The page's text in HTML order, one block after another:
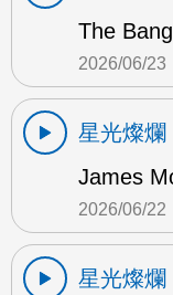
The
2026/06/23
星光燦爛
James
2026/06/22
星光燦爛